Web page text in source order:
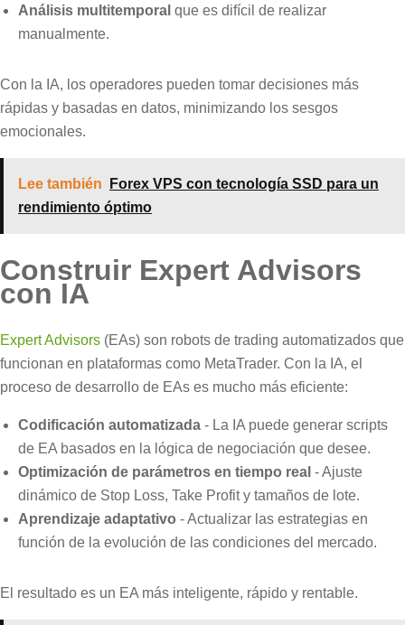
Análisis multitemporal que es difícil de realizar
manualmente.
Con la IA, los operadores pueden tomar decisiones más
rápidas y basadas en datos, minimizando los sesgos
emocionales.
Lee también
Forex VPS con tecnología SSD para un
rendimiento óptimo
Construir Expert Advisors
con IA
Expert Advisors (EAs) son robots de trading automatizados que
funcionan en plataformas como MetaTrader. Con la IA, el
proceso de desarrollo de EAs es mucho más eficiente:
Codificación automatizada - La IA puede generar scripts
de EA basados en la lógica de negociación que desee.
Optimización de parámetros en tiempo real - Ajuste
dinámico de Stop Loss, Take Profit y tamaños de lote.
Aprendizaje adaptativo - Actualizar las estrategias en
función de la evolución de las condiciones del mercado.
El resultado es un EA más inteligente, rápido y rentable.